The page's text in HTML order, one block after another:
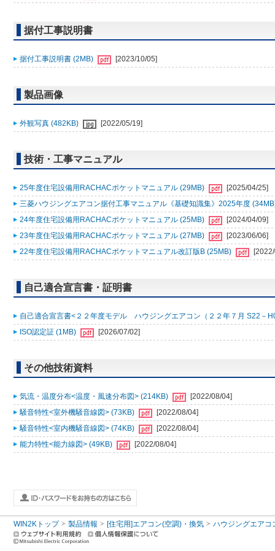
据付工事説明書
据付工事説明書 (2MB) [2023/10/05]
製品画像
外観写真 (482KB) [2022/05/19]
技術・工事マニュアル
25年度住宅設備用RACHACポケットマニュアル (29MB)
[2025/04/25]
三菱ハウジングエアコン据付工事マニュアル《基礎知識集》2025年度
24年度住宅設備用RACHACポケットマニュアル (25MB)
[2024/04/09]
23年度住宅設備用RACHACポケットマニュアル (27MB)
[2023/06/06]
22年度住宅設備用RACHACポケットマニュアル改訂版B (25MB)
自己適合宣言書・証明書
自己適合宣言書<２２年度モデル ハウジングエアコン（２２年７月 S22－
ISO認定証 (1MB)
[2026/07/02]
その他技術資料
気流・温度分布<温度・風速分布図> (214KB)
[2022/08/04]
騒音特性<室外機騒音線図> (73KB)
[2022/08/04]
騒音特性<室内機騒音線図> (74KB)
[2022/08/04]
能力特性<能力線図> (49KB)
[2022/08/04]
WIN2Kトップ 製品情報 [住宅用]エアコン(空調)・換気 ハウジングエアコ